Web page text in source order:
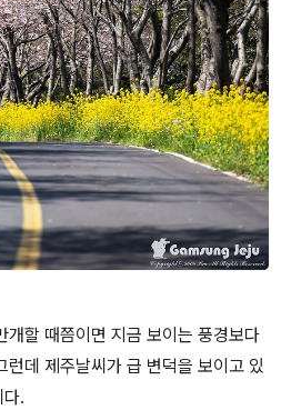
개할 때쯤이면 지금 보이는 풍경보다
런데 제주날씨가 급 변덕을 보이고 있
.